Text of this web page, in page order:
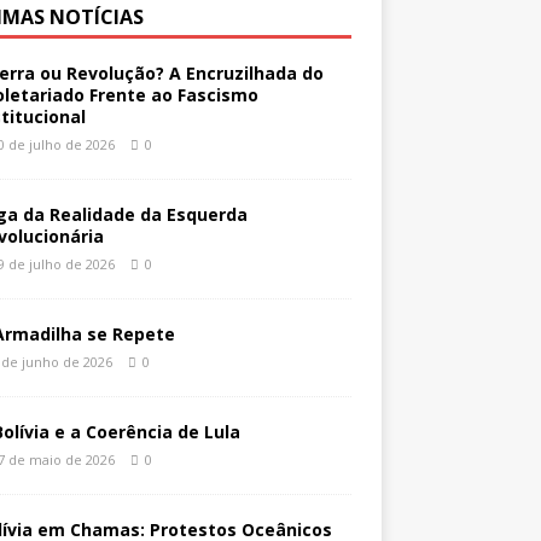
NOTÍCIAS
ou Revolução? A Encruzilhada do
Frente ao Fascismo
de julho de 2026 0
da Realidade da Esquerda
de julho de 2026 0
se Repete
junho de 2026 0
e a Coerência de Lula
de maio de 2026 0
em Chamas: Protestos Oceânicos